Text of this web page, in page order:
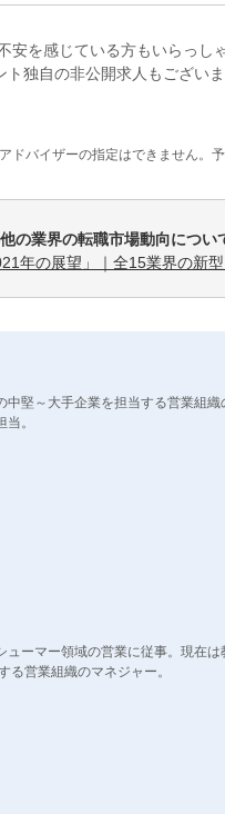
安を感じている方もいらっし
ト独自の非公開求人もござい
ドバイザーの指定はできません。予
他の業界の転職市場動向につい
年の展望」｜全15業界の新
中堅～大手企業を担当する営業組
。
ューマー領域の営業に従事。現在
る営業組織のマネジャー。